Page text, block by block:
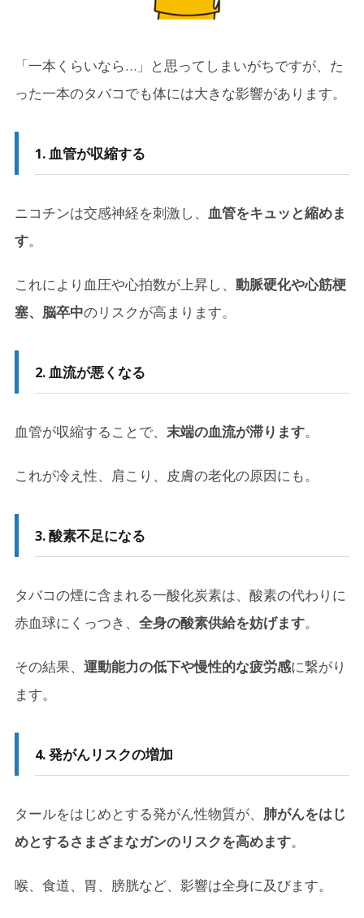
「一本くらいなら…」と思ってしまいがちですが、た
った一本のタバコでも体には大きな影響があります。
1. 血管が収縮する
ニコチンは交感神経を刺激し、 血管をキュッと縮めま
す。
これにより血圧や心拍数が上昇し、 動脈硬化や心筋梗
塞、脳卒中のリスクが高まります。
2. 血流が悪くなる
血管が収縮することで、 末端の血流が滞ります。
これが冷え性、肩こり、皮膚の老化の原因にも。
3. 酸素不足になる
タバコの煙に含まれる一酸化炭素は、酸素の代わりに
赤血球にくっつき、 全身の酸素供給を妨げます。
その結果、 運動能力の低下や慢性的な疲労感に繋がり
ます。
4. 発がんリスクの増加
タールをはじめとする発がん性物質が、 肺がんをはじ
めとするさまざまなガンのリスクを高めます。
喉、食道、胃、膀胱など、影響は全身に及びます。